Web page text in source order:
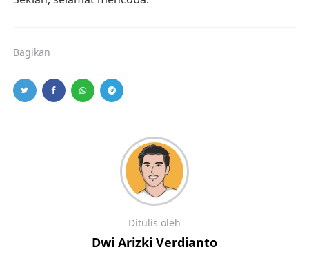
Bagikan
Ditulis oleh
Dwi Arizki Verdianto